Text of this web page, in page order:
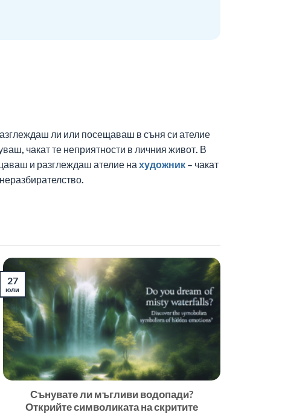
ли или посещаваш в съня си ателие
чакат те неприятности в личния живот. В
и разглеждаш ателие на художник – чакат
Сънувате ли мъгливи водопади?
Открийте символиката на скритите
27
юли